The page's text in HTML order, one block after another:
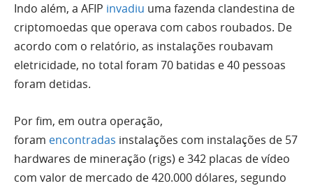
Indo além, a AFIP invadiu uma fazenda clandestina de
criptomoedas que operava com cabos roubados. De
acordo com o relatório, as instalações roubavam
eletricidade, no total foram 70 batidas e 40 pessoas
foram detidas.
Por fim, em outra operação,
foram encontradas instalações com instalações de 57
hardwares de mineração (rigs) e 342 placas de vídeo
com valor de mercado de 420.000 dólares, segundo